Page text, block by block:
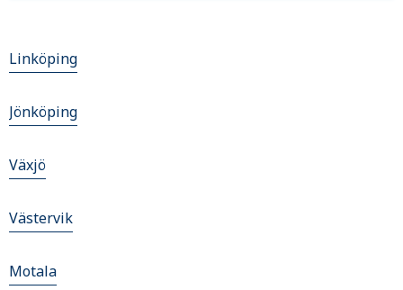
Linköping
Jönköping
Växjö
Västervik
Motala